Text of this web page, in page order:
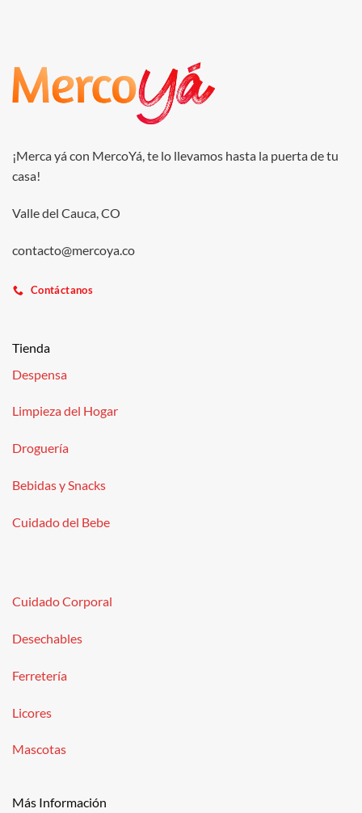
¡Merca yá con MercoYá, te lo llevamos hasta la puerta de tu
casa!
Valle del Cauca, CO
contacto@mercoya.co
Contáctanos
Tienda
Despensa
Limpieza del Hogar
Droguería
Bebidas y Snacks
Cuidado del Bebe
Cuidado Corporal
Desechables
Ferretería
Licores
Mascotas
Más Información